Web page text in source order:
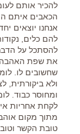
להכיר אותם
הכאבים איתם
אנחנו יוצאים
להם כלים,
להסתכל על
את שפת האהבה
שחשובים לו.
ולא ביקורתית,
ומחוסר כבוד.
לקחת אחריות
מתוך מקום
טובת הקשר